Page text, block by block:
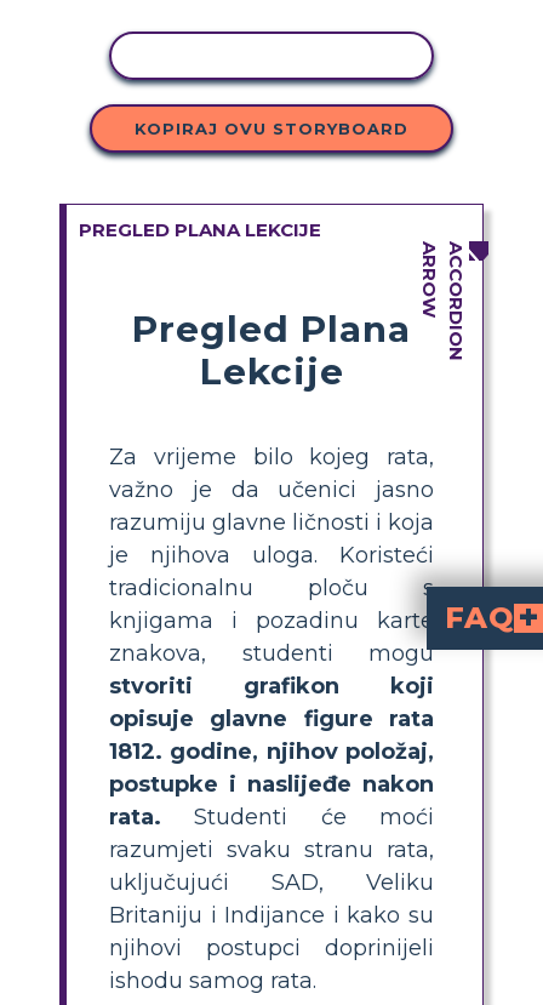
KOPIRAJ OVU STORYBOARD
PREGLED PLANA LEKCIJE
Pregled Plana
Lekcije
Za vrijeme bilo kojeg rata,
važno je da učenici jasno
razumiju glavne ličnosti i koja
je njihova uloga. Koristeći
tradicionalnu ploču s
knjigama i pozadinu karte
znakova, studenti mogu
stvoriti grafikon koji
opisuje glavne figure rata
1812. godine, njihov položaj,
postupke i naslijeđe nakon
rata. Studenti će moći
razumjeti svaku stranu rata,
uključujući SAD, Veliku
Britaniju i Indijance i kako su
njihovi postupci doprinijeli
ishodu samog rata.
FAQ